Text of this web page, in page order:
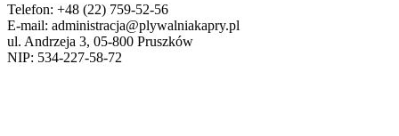
Telefon: +48 (22) 759-52-56
E-mail: administracja@plywalniakapry.pl
ul. Andrzeja 3, 05-800 Pruszków
NIP: 534-227-58-72